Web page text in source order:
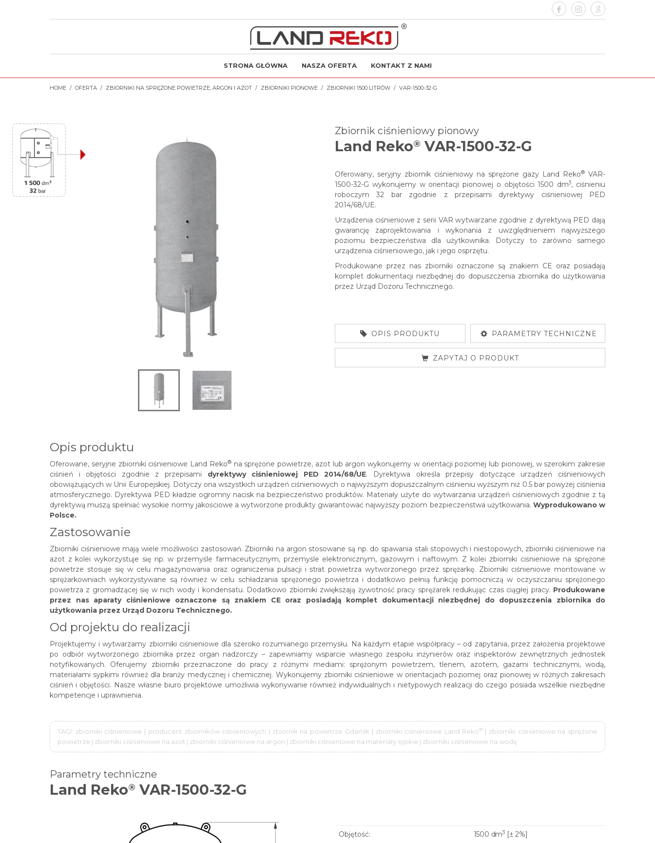
STRONA GŁÓWNA NASZA OFERTA KONTAKT Z NAMI
HOME OFERTA ZBIORNIKI NA SPRĘŻONE POWIETRZE, ARGON I AZOT ZBIORNIKI PIONOWE ZBIORNIKI 1500 LITRÓW VAR-1500-32-G
Zbiornik ciśnieniowy pionowy
Land Reko® VAR-1500-32-G
Oferowany, seryjny zbiornik ciśnieniowy na sprężone gazy Land Reko® VAR-
1500-32-G wykonujemy w orientacji pionowej o objętości 1500 dm3, ciśnieniu
roboczym 32 bar zgodnie z przepisami dyrektywy ciśnieniowej PED
2014/68/UE.
Urządzenia ciśnieniowe z serii VAR wytwarzane zgodnie z dyrektywą PED dają
gwarancję zaprojektowania i wykonania z uwzględnieniem najwyższego
poziomu bezpieczeństwa dla użytkownika. Dotyczy to zarówno samego
urządzenia ciśnieniowego, jak i jego osprzętu.
Produkowane przez nas zbiorniki oznaczone są znakiem CE oraz posiadają
komplet dokumentacji niezbędnej do dopuszczenia zbiornika do użytkowania
przez Urząd Dozoru Technicznego.
OPIS PRODUKTU PARAMETRY TECHNICZNE
ZAPYTAJ O PRODUKT
Opis produktu
Oferowane, seryjne zbiorniki ciśnieniowe Land Reko®na sprężone powietrze, azot lub argon wykonujemy w orientacji poziomej lub pionowej, w szerokim zakresie
ciśnień i objętości zgodnie z przepisami dyrektywy ciśnieniowej PED 2014/68/UE. Dyrektywa określa przepisy dotyczące urządzeń ciśnieniowych
obowiązujących w Unii Europejskiej. Dotyczy ona wszystkich urządzeń ciśnieniowych o najwyższym dopuszczalnym ciśnieniu wyższym niż 0.5 bar powyżej ciśnienia
atmosferycznego. Dyrektywa PED kładzie ogromny nacisk na bezpieczeństwo produktów. Materiały użyte do wytwarzania urządzeń ciśnieniowych zgodnie z tą
dyrektywą muszą spełniać wysokie normy jakościowe a wytworzone produkty gwarantować najwyższy poziom bezpieczeństwa użytkowania. Wyprodukowano w
Polsce.
Zastosowanie
Zbiorniki ciśnieniowe mają wiele możliwości zastosowań. Zbiorniki na argon stosowane są np. do spawania stali stopowych i niestopowych, zbiorniki ciśnieniowe na
azot z kolei wykorzystuje się np. w przemyśle farmaceutycznym, przemyśle elektronicznym, gazowym i naftowym. Z kolei zbiorniki ciśnieniowe na sprężone
powietrze stosuje się w celu magazynowania oraz ograniczenia pulsacji i strat powietrza wytworzonego przez sprężarkę. Zbiorniki ciśnieniowe montowane w
sprężarkowniach wykorzystywane są również w celu schładzania sprężonego powietrza i dodatkowo pełnią funkcję pomocniczą w oczyszczaniu sprężonego
powietrza z gromadzącej się w nich wody i kondensatu. Dodatkowo zbiorniki zwiększają żywotność pracy sprężarek redukując czas ciągłej pracy. Produkowane
przez nas aparaty ciśnieniowe oznaczone są znakiem CE oraz posiadają komplet dokumentacji niezbędnej do dopuszczenia zbiornika do
użytkowania przez Urząd Dozoru Technicznego.
Od projektu do realizacji
Projektujemy i wytwarzamy zbiorniki ciśnieniowe dla szeroko rozumianego przemysłu. Na każdym etapie współpracy – od zapytania, przez założenia projektowe
po odbiór wytworzonego zbiornika przez organ nadzorczy – zapewniamy wsparcie własnego zespołu inżynierów oraz inspektorów zewnętrznych jednostek
notyfikowanych. Oferujemy zbiorniki przeznaczone do pracy z różnymi mediami: sprężonym powietrzem, tlenem, azotem, gazami technicznymi, wodą,
materiałami sypkimi również dla branży medycznej i chemicznej. Wykonujemy zbiorniki ciśnieniowe w orientacjach poziomej oraz pionowej w różnych zakresach
ciśnień i objętości. Nasze własne biuro projektowe umożliwia wykonywanie również indywidualnych i nietypowych realizacji do czego posiada wszelkie niezbędne
kompetencje i uprawnienia.
TAGI: zbiorniki ciśnieniowe | producent zbiorników ciśnieniowych | zbiornik na powietrze Gdańsk | zbiorniki ciśnieniowe Land Reko® | zbiorniki ciśnieniowe na sprężone
powietrze | zbiorniki ciśnieniowe na azot | zbiorniki ciśnieniowe na argon | zbiorniki ciśnieniowe na materiały sypkie | zbiorniki ciśnieniowe na wodę
Parametry techniczne
Land Reko® VAR-1500-32-G
Objętość: 1500 dm3[± 2%]